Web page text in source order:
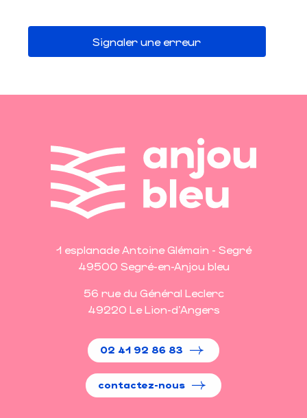
Signaler une erreur
1 esplanade Antoine Glémain - Segré
49500 Segré-en-Anjou bleu
56 rue du Général Leclerc
49220 Le Lion-d'Angers
02 41 92 86 83
contactez-nous